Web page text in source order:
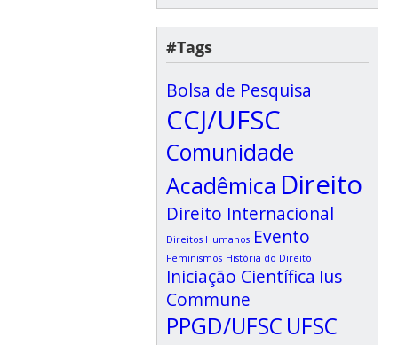
#Tags
Bolsa de Pesquisa
CCJ/UFSC
Comunidade
Acadêmica Direito
Direito Internacional
Direitos Humanos Evento
Feminismos História do Direito
Iniciação Científica Ius
Commune
PPGD/UFSC UFSC